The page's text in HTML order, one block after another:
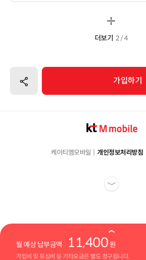
더보기 2 / 4
공유하기 가입하기
월 예상 납부금액 11,400원
가입비 및 유심비 등 기타요금은 별도 청구됩니다.
케이티엠모바일 개인정보처리방침